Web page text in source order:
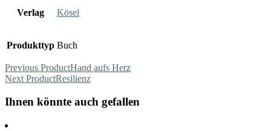
Verlag Kösel
Produkttyp Buch
Previous ProductHand aufs Herz
Next ProductResilienz
Ihnen könnte auch gefallen